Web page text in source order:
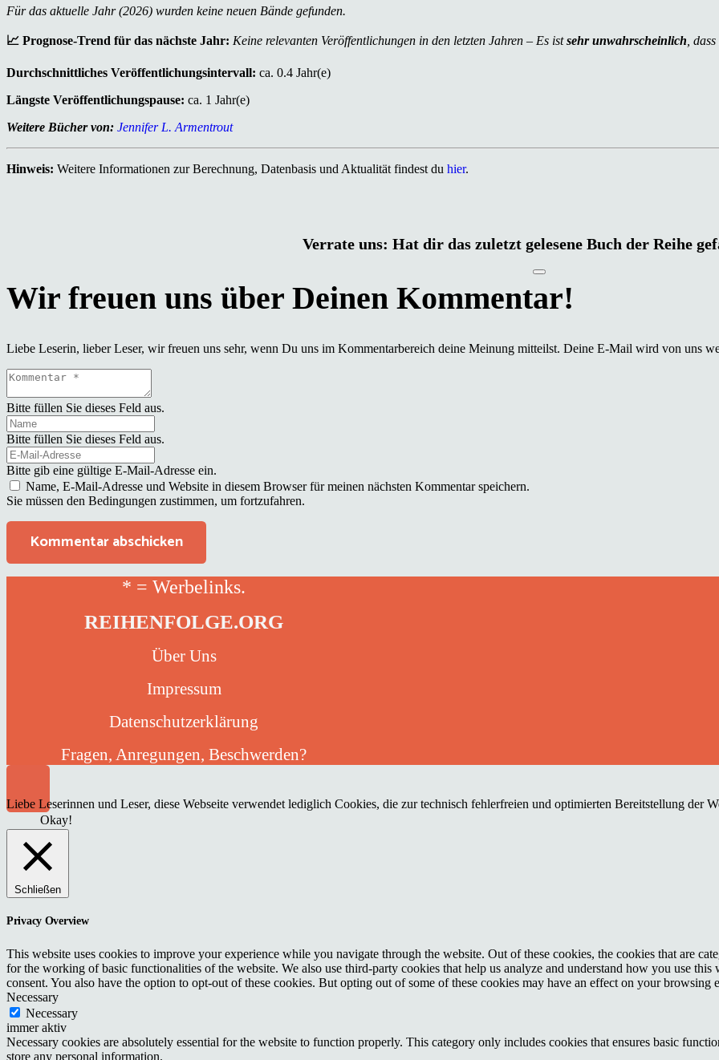
Für das aktuelle Jahr (2026) wurden keine neuen Bände gefunden.
📈 Prognose-Trend für das nächste Jahr: Keine relevanten Veröffentlichungen in den letzten Jahren – Es istsehr unwahrscheinlich ,
Durchschnittliches Veröffentlichungsintervall: ca. 0.4 Jahr(e)
Längste Veröffentlichungspause: ca. 1 Jahr(e)
Weitere Bücher von: Jennifer L. Armentrout
Hinweis: Weitere Informationen zur Berechnung, Datenbasis und Aktualität findest du hier.
Verrate uns: Hat dir das zuletzt gelesene Buch der Reihe
Liebe Leserin, lieber Leser, wir freuen uns sehr, wenn Du uns im Kommentarbereich deine Meinung mitteilst. Deine E-Mail wird von uns
Bitte füllen Sie dieses Feld aus.
Bitte füllen Sie dieses Feld aus.
Bitte gib eine gültige E-Mail-Adresse ein.
Name, E-Mail-Adresse und Website in diesem Browser für meinen nächsten Kommentar speichern.
Sie müssen den Bedingungen zustimmen, um fortzufahren.
Kommentar abschicken
* = Werbelinks.
REIHENFOLGE.ORG
Über Uns
Impressum
Datenschutzerklärung
Fragen, Anregungen, Beschwerden?
Liebe Leserinnen und Leser, diese Webseite verwendet lediglich Cookies, die zur technisch fehlerfreien und optimierten Bereitstellung der
Okay!
Schließen
Privacy Overview
This website uses cookies to improve your experience while you navigate through the website. Out of these cookies, the cookies that are
for the working of basic functionalities of the website. We also use third-party cookies that help us analyze and understand how you use
consent. You also have the option to opt-out of these cookies. But opting out of some of these cookies may have an effect on your browsing
Necessary
Necessary
immer aktiv
Necessary cookies are absolutely essential for the website to function properly. This category only includes cookies that ensures basic
store any personal information.